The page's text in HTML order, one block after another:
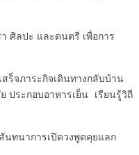
ศิลปะ และดนตรี เพื่อการ
ร็จภาระกิจเดินทางกลับบ้าน
ประกอบอาหารเย็น เรียนรู้วิถี
นทนาการเปิดวงพูดคุยแลก